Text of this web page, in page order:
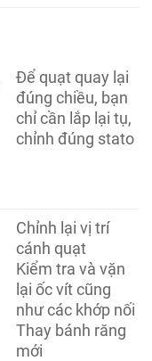
Để quạt quay lại
đúng chiều, bạn
chỉ cần lắp lại tụ,
chỉnh đúng stato
Chỉnh lại vị trí
cánh quạt
Kiểm tra và vặn
lại ốc vít cũng
như các khớp nối
Thay bánh răng
mới